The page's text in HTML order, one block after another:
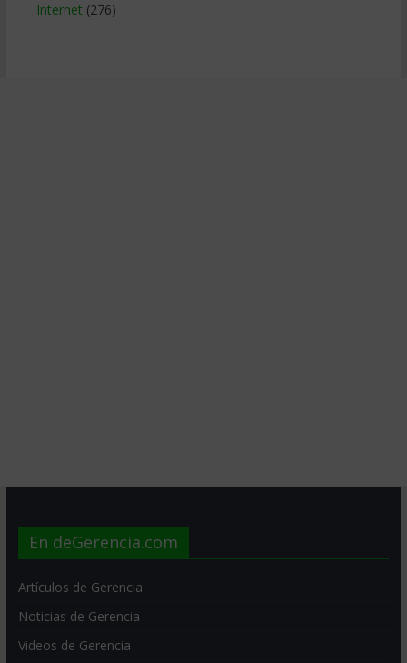
Internet (276)
En deGerencia.com
Artículos de Gerencia
Noticias de Gerencia
Videos de Gerencia